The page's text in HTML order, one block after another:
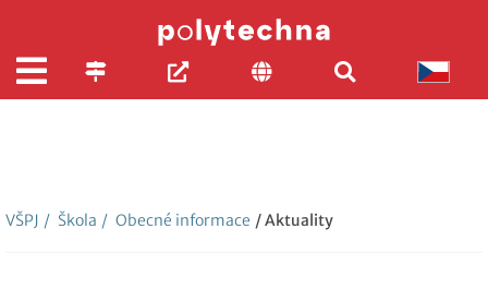
VŠPJ / Škola / Obecné informace / Aktuality